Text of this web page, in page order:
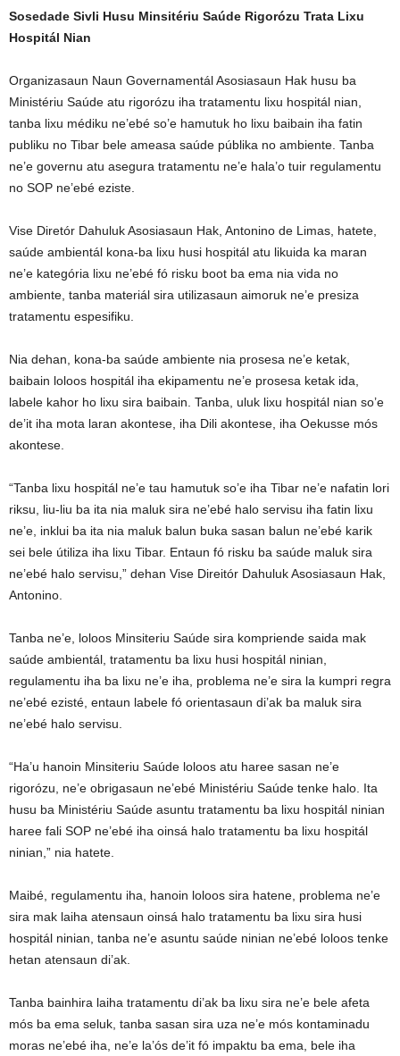
Sosedade Sivli Husu Minsitériu Saúde Rigorózu Trata Lixu
Hospitál Nian
Organizasaun Naun Governamentál Asosiasaun Hak husu ba
Ministériu Saúde atu rigorózu iha tratamentu lixu hospitál nian,
tanba lixu médiku ne’ebé so’e hamutuk ho lixu baibain iha fatin
publiku no Tibar bele ameasa saúde públika no ambiente. Tanba
ne’e governu atu asegura tratamentu ne’e hala’o tuir regulamentu
no SOP ne’ebé eziste.
Vise Diretór Dahuluk Asosiasaun Hak, Antonino de Limas, hatete,
saúde ambientál kona-ba lixu husi hospitál atu likuida ka maran
ne’e kategória lixu ne’ebé fó risku boot ba ema nia vida no
ambiente, tanba materiál sira utilizasaun aimoruk ne’e presiza
tratamentu espesifiku.
Nia dehan, kona-ba saúde ambiente nia prosesa ne’e ketak,
baibain loloos hospitál iha ekipamentu ne’e prosesa ketak ida,
labele kahor ho lixu sira baibain. Tanba, uluk lixu hospitál nian so’e
de’it iha mota laran akontese, iha Dili akontese, iha Oekusse mós
akontese.
“Tanba lixu hospitál ne’e tau hamutuk so’e iha Tibar ne’e nafatin lori
riksu, liu-liu ba ita nia maluk sira ne’ebé halo servisu iha fatin lixu
ne’e, inklui ba ita nia maluk balun buka sasan balun ne’ebé karik
sei bele útiliza iha lixu Tibar. Entaun fó risku ba saúde maluk sira
ne’ebé halo servisu,” dehan Vise Direitór Dahuluk Asosiasaun Hak,
Antonino.
Tanba ne’e, loloos Minsiteriu Saúde sira kompriende saida mak
saúde ambientál, tratamentu ba lixu husi hospitál ninian,
regulamentu iha ba lixu ne’e iha, problema ne’e sira la kumpri regra
ne’ebé ezisté, entaun labele fó orientasaun di’ak ba maluk sira
ne’ebé halo servisu.
“Ha’u hanoin Minsiteriu Saúde loloos atu haree sasan ne’e
rigorózu, ne’e obrigasaun ne’ebé Ministériu Saúde tenke halo. Ita
husu ba Ministériu Saúde asuntu tratamentu ba lixu hospitál ninian
haree fali SOP ne’ebé iha oinsá halo tratamentu ba lixu hospitál
ninian,” nia hatete.
Maibé, regulamentu iha, hanoin loloos sira hatene, problema ne’e
sira mak laiha atensaun oinsá halo tratamentu ba lixu sira husi
hospitál ninian, tanba ne’e asuntu saúde ninian ne’ebé loloos tenke
hetan atensaun di’ak.
Tanba bainhira laiha tratamentu di’ak ba lixu sira ne’e bele afeta
mós ba ema seluk, tanba sasan sira uza ne’e mós kontaminadu
moras ne’ebé iha, ne’e la’ós de’it fó impaktu ba ema, bele iha